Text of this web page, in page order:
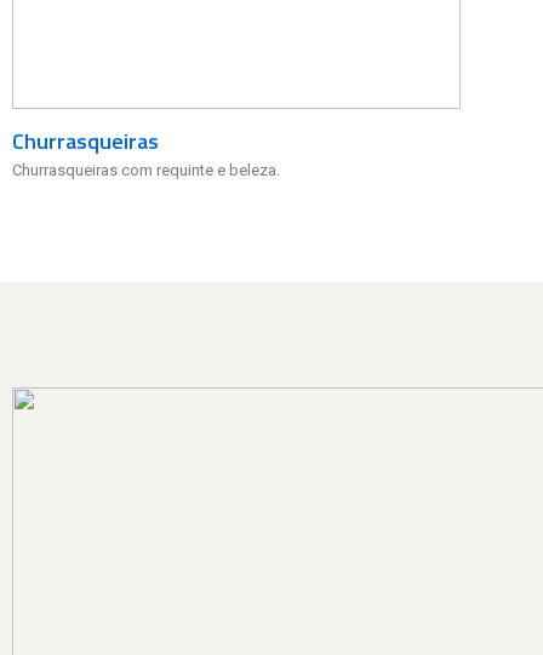
Churrasqueiras
Churrasqueiras com requinte e beleza.